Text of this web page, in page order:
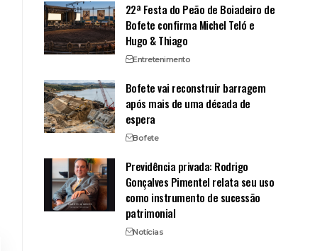
22ª Festa do Peão de Boiadeiro de
Bofete confirma Michel Teló e
Hugo & Thiago
Entretenimento
Bofete vai reconstruir barragem
após mais de uma década de
espera
Bofete
Previdência privada: Rodrigo
Gonçalves Pimentel relata seu uso
como instrumento de sucessão
patrimonial
Notícias